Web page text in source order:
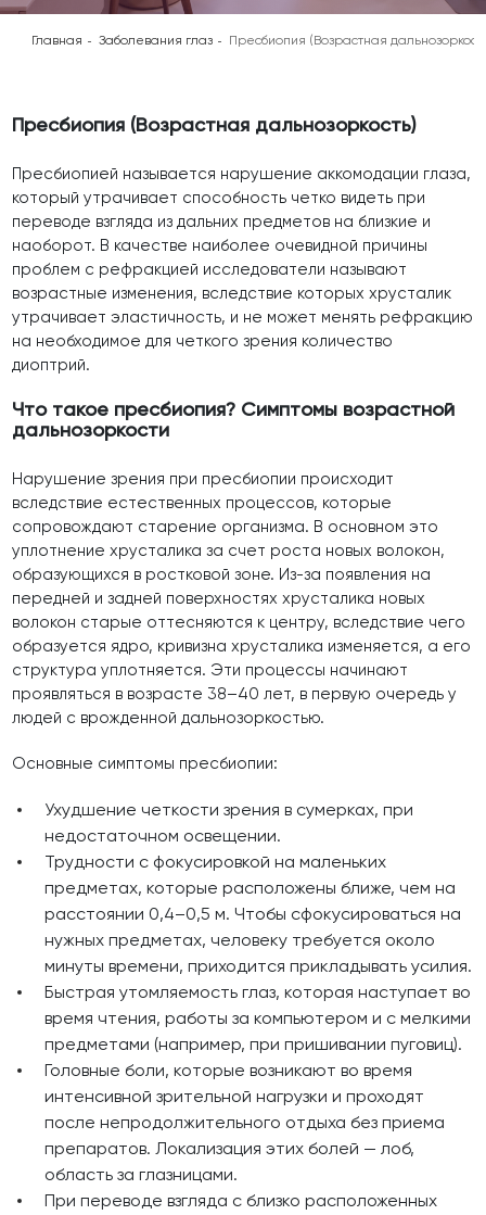
Главная Заболевания глаз Пресбиопия (Возрастная
Пресбиопия (Возрастная дальнозоркость)
Пресбиопией называется нарушение аккомодации глаза,
который утрачивает способность четко видеть при
переводе взгляда из дальних предметов на близкие и
наоборот. В качестве наиболее очевидной причины
проблем с рефракцией исследователи называют
возрастные изменения, вследствие которых хрусталик
утрачивает эластичность, и не может менять рефракцию
на необходимое для четкого зрения количество
диоптрий.
Что такое пресбиопия? Симптомы возрастной
дальнозоркости
Нарушение зрения при пресбиопии происходит
вследствие естественных процессов, которые
сопровождают старение организма. В основном это
уплотнение хрусталика за счет роста новых волокон,
образующихся в ростковой зоне. Из-за появления на
передней и задней поверхностях хрусталика новых
волокон старые оттесняются к центру, вследствие чего
образуется ядро, кривизна хрусталика изменяется, а его
структура уплотняется. Эти процессы начинают
проявляться в возрасте 38–40 лет, в первую очередь у
людей с врожденной дальнозоркостью.
Основные симптомы пресбиопии:
Ухудшение четкости зрения в сумерках, при
недостаточном освещении.
Трудности с фокусировкой на маленьких
предметах, которые расположены ближе, чем на
расстоянии 0,4–0,5 м. Чтобы сфокусироваться на
нужных предметах, человеку требуется около
минуты времени, приходится прикладывать усилия.
Быстрая утомляемость глаз, которая наступает во
время чтения, работы за компьютером и с мелкими
предметами (например, при пришивании пуговиц).
Головные боли, которые возникают во время
интенсивной зрительной нагрузки и проходят
после непродолжительного отдыха без приема
препаратов. Локализация этих болей — лоб,
область за глазницами.
При переводе взгляда с близко расположенных